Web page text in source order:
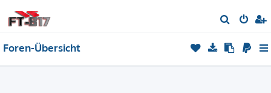
u
c
Foren-Übersicht